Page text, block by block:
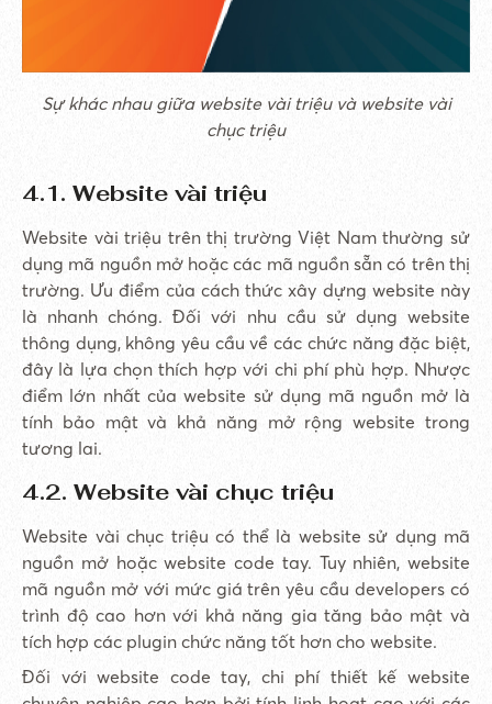
Sự khác nhau giữa website vài triệu và website vài
chục triệu
4.1. Website vài triệu
Website vài triệu trên thị trường Việt Nam thường sử
dụng mã nguồn mở hoặc các mã nguồn sẵn có trên thị
trường. Ưu điểm của cách thức xây dựng website này
là nhanh chóng. Đối với nhu cầu sử dụng website
thông dụng, không yêu cầu về các chức năng đặc biệt,
đây là lựa chọn thích hợp với chi phí phù hợp. Nhược
điểm lớn nhất của website sử dụng mã nguồn mở là
tính bảo mật và khả năng mở rộng website trong
tương lai.
4.2. Website vài chục triệu
Website vài chục triệu có thể là website sử dụng mã
nguồn mở hoặc website code tay. Tuy nhiên, website
mã nguồn mở với mức giá trên yêu cầu developers có
trình độ cao hơn với khả năng gia tăng bảo mật và
tích hợp các plugin chức năng tốt hơn cho website.
Đối với website code tay, chi phí thiết kế website